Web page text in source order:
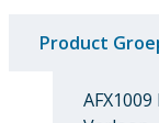
Product